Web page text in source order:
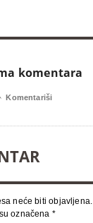
komentara
Komentariši
neće biti objavljena.
označena *